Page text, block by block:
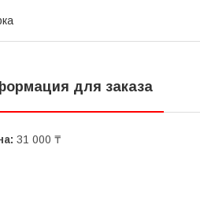
для заказа
31 000 ₸